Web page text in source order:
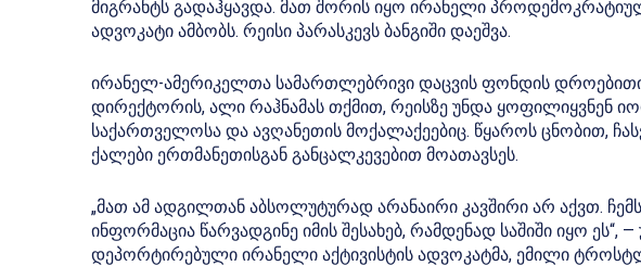
მიგრანტს გადაჰყავდა. მათ შორის იყო ირანელი
ადვოკატი ამბობს. რეისი პარასკევს ბანგიში დაეშვა.
ირანელ-ამერიკელთა სამართლებრივი დაცვის ფონდის
დირექტორის, ალი რაჰნამას თქმით, რეისზე უნდა ყოფილიყვნენ
საქართველოსა და ავღანეთის მოქალაქეებიც. წყაროს ცნობით,
ქალები ერთმანეთისგან განცალკევებით მოათავსეს.
„მათ ამ ადგილთან აბსოლუტურად არანაირი კავშირი არ აქვთ.
ინფორმაცია წარვადგინე იმის შესახებ, რამდენად საშიში იყო ეს“, —
დეპორტირებული ირანელი აქტივისტის ადვოკატმა, ემილი